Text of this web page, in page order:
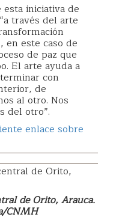
iniciativa de
través del arte
en este caso de
de paz que
El arte ayuda a
con
de
al otro. Nos
del otro”.
enlace sobre
de Orito, Arauca.
CNMH